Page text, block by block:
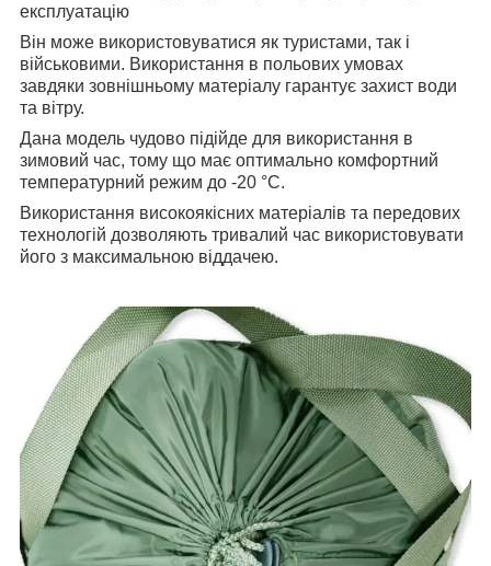
експлуатацію
Він може використовуватися як туристами, так і
військовими. Використання в польових умовах
завдяки зовнішньому матеріалу гарантує захист води
та вітру.
Дана модель чудово підійде для використання в
зимовий час, тому що має оптимально комфортний
температурний режим до -20 °C.
Використання високоякісних матеріалів та передових
технологій дозволяють тривалий час використовувати
його з максимальною віддачею.